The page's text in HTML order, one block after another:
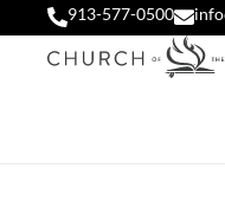
913-577-0500